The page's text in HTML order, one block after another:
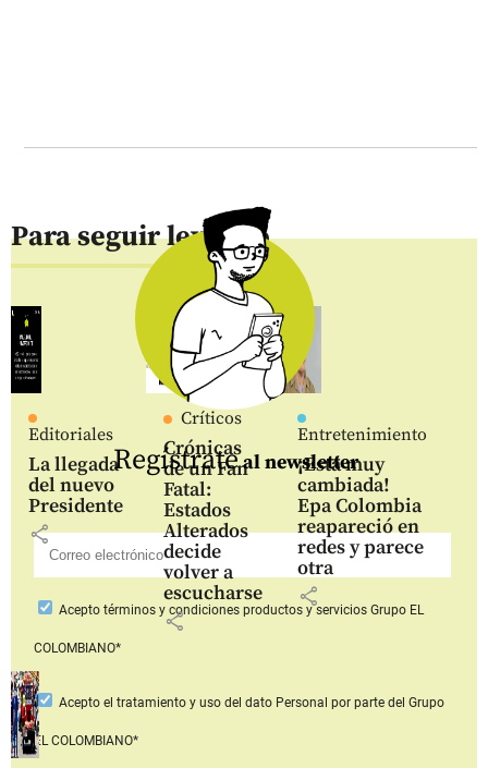
Para seguir leyendo
Editoriales
La llegada
del nuevo
Presidente
share
Críticos
Crónicas
de un Fan
Fatal:
Estados
Alterados
decide
volver a
escucharse
share
Entretenimiento
¡Está muy
cambiada!
Epa Colombia
reapareció en
redes y parece
otra
share
Regístrateal newsletter
Aceptotérminos y condiciones productos y serviciosGrupo EL
COLOMBIANO*
Acepto el tratamiento y uso del dato Personal por parte del Grupo
EL COLOMBIANO*